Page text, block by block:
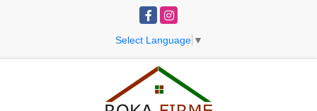
FacebookInstagram
Select Language ▼